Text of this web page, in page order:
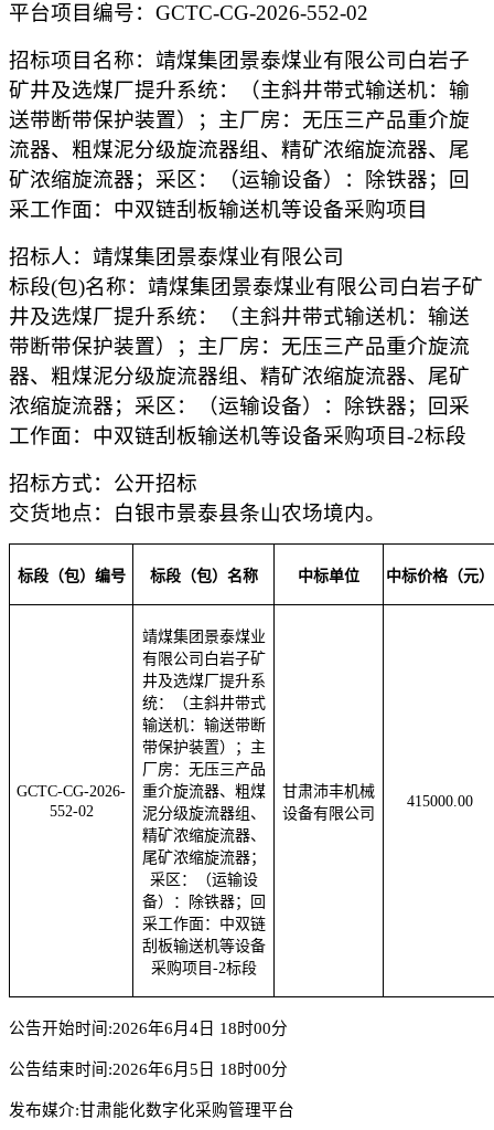
平台项目编号： GCTC-CG-2026-552-02
招标项目名称：靖煤集团景泰煤业有限公司白岩子
矿井及选煤厂提升系统：（主斜井带式输送机：输
送带断带保护装置）；主厂房：无压三产品重介旋
流器、粗煤泥分级旋流器组、精矿浓缩旋流器、尾
矿浓缩旋流器；采区：（运输设备）：除铁器；回
采工作面：中双链刮板输送机等设备采购项目
招标人：靖煤集团景泰煤业有限公司
标段(包)名称：靖煤集团景泰煤业有限公司白岩子矿
井及选煤厂提升系统：（主斜井带式输送机：输送
带断带保护装置）；主厂房：无压三产品重介旋流
器、粗煤泥分级旋流器组、精矿浓缩旋流器、尾矿
浓缩旋流器；采区：（运输设备）：除铁器；回采
工作面：中双链刮板输送机等设备采购项目-2标段
招标方式：公开招标
交货地点： 白银市景泰县条山农场境内。
标段（包）编号 标段（包）名称 中标单位 中标价格（元）
GCTC-CG-2026-
552-02
靖煤集团景泰煤业
有限公司白岩子矿
井及选煤厂提升系
统：（主斜井带式
输送机：输送带断
带保护装置）；主
厂房：无压三产品
重介旋流器、粗煤
泥分级旋流器组、
精矿浓缩旋流器、
尾矿浓缩旋流器；
采区：（运输设
备）：除铁器；回
采工作面：中双链
刮板输送机等设备
采购项目 -2标段
甘肃沛丰机械
设备有限公司
415000.00
公告开始时间 :2026年6月4日 18时00分
公告结束时间 :2026年6月5日 18时00分
发布媒介:甘肃能化数字化采购管理平台